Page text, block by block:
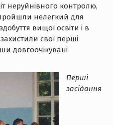
неруйнівного контролю,
нелегкий для
вищої освіти і в
свої перші
довгоочікувані
Перші
засідання